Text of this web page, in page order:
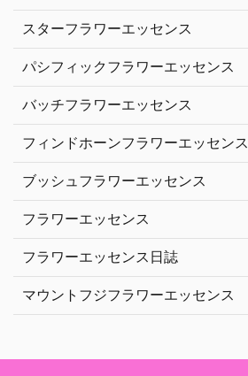
スターフラワーエッセンス
パシフィックフラワーエッセンス
バッチフラワーエッセンス
フィンドホーンフラワーエッセンス
ブッシュフラワーエッセンス
フラワーエッセンス
フラワーエッセンス日誌
マウントフジフラワーエッセンス